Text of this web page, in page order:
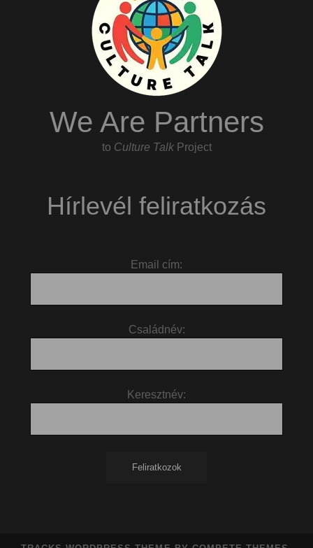
We Are Partners
to Culture TalkProject
Hírlevél feliratkozás
Email cím:
Családnév:
Keresztnév: